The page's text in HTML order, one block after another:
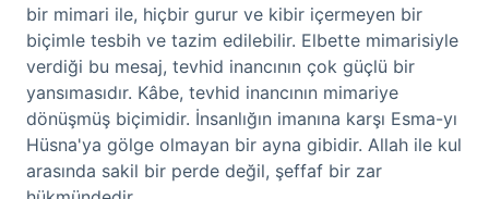
bir mimari ile, hiçbir gurur ve kibir içermeyen bir
biçimle tesbih ve tazim edilebilir. Elbette mimarisiyle
verdiği bu mesaj, tevhid inancının çok güçlü bir
yansımasıdır. Kâbe, tevhid inancının mimariye
dönüşmüş biçimidir. İnsanlığın imanına karşı Esma-yı
Hüsna'ya gölge olmayan bir ayna gibidir. Allah ile kul
arasında sakil bir perde değil, şeffaf bir zar